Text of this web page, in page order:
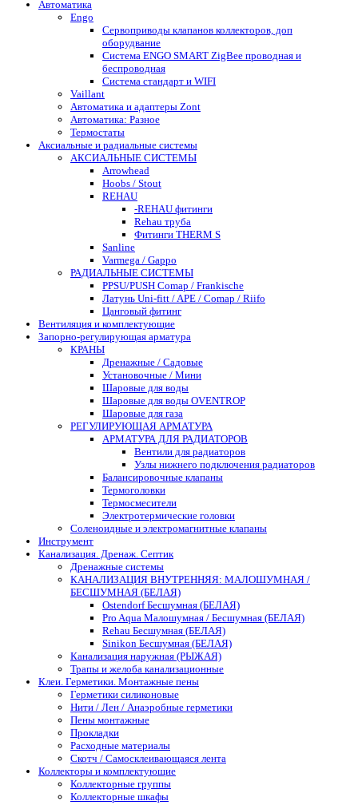
Автоматика
Engo
Сервоприводы клапанов коллекторов, доп
оборудвание
Система ENGO SMART ZigBee проводная и
беспроводная
Система стандарт и WIFI
Vaillant
Автоматика и адаптеры Zont
Автоматика: Разное
Термостаты
Аксиальные и радиальные системы
АКСИАЛЬНЫЕ СИСТЕМЫ
Arrowhead
Hoobs / Stout
REHAU
-REHAU фитинги
Rehau труба
Фитинги THERM S
Sanline
Varmega / Gappo
РАДИАЛЬНЫЕ СИСТЕМЫ
PPSU/PUSH Comap / Frankische
Латунь Uni-fitt / APE / Comap / Riifo
Цанговый фитинг
Вентиляция и комплектующие
Запорно-регулирующая арматура
КРАНЫ
Дренажные / Садовые
Установочные / Мини
Шаровые для воды
Шаровые для воды OVENTROP
Шаровые для газа
РЕГУЛИРУЮЩАЯ АРМАТУРА
АРМАТУРА ДЛЯ РАДИАТОРОВ
Вентили для радиаторов
Узлы нижнего подключения радиаторов
Балансировочные клапаны
Термоголовки
Термосмесители
Электротермические головки
Соленоидные и электромагнитные клапаны
Инструмент
Канализация. Дренаж. Септик
Дренажные системы
КАНАЛИЗАЦИЯ ВНУТРЕННЯЯ: МАЛОШУМНАЯ /
БЕСШУМНАЯ (БЕЛАЯ)
Ostendorf Бесшумная (БЕЛАЯ)
Pro Aqua Малошумная / Бесшумная (БЕЛАЯ)
Rehau Бесшумная (БЕЛАЯ)
Sinikon Бесшумная (БЕЛАЯ)
Канализация наружная (РЫЖАЯ)
Трапы и желоба канализационные
Клеи. Герметики. Монтажные пены
Герметики силиконовые
Нити / Лен / Анаэробные герметики
Пены монтажные
Прокладки
Расходные материалы
Скотч / Самосклеивающаяся лента
Коллекторы и комплектующие
Коллекторные группы
Коллекторные шкафы